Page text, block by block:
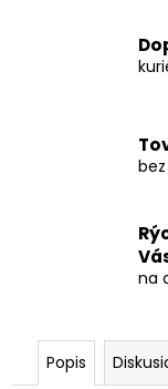
na
Popis
€0